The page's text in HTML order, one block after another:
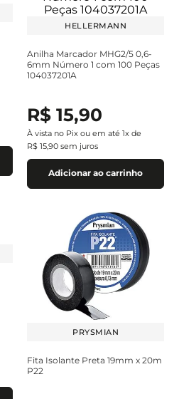
HELLERMANN
Anilha Marcador MHG2/5 0,6-
6mm Número 1 com 100 Peças
104037201A
R$ 15,90
À vista no Pix ou em até 1x de
R$ 15,90 sem juros
Adicionar ao carrinho
PRYSMIAN
Fita Isolante Preta 19mm x 20m
P22